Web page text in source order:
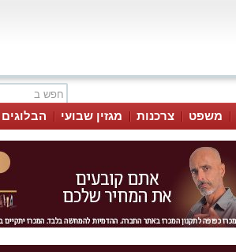
משפט צרכנות מגזין שבועי הבלוגים